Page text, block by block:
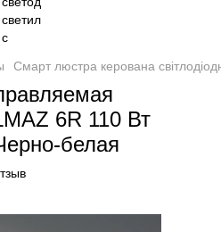
Смарт люстра керована
6R 110 Вт
белая